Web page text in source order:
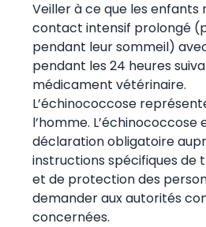
Veiller à ce que les enfants
contact intensif prolongé
pendant leur sommeil)
pendant les 24 heures
médicament vétérinaire.
L’échinococcose
l’homme. L’échinococcose
déclaration obligatoire
instructions spécifiques de
et de protection des
demander aux autorités
concernées.